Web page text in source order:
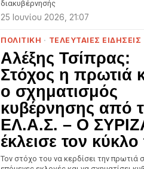
διακυβέρνησής
25 Ιουνίου 2026, 21:07
ΠΟΛΙΤΙΚΗ · ΤΕΛΕΥΤΑΙΕΣ ΕΙΔΗΣΕΙΣ
Αλέξης Τσίπρας:
Στόχος η πρωτιά
ο σχηματισμός
κυβέρνησης από
ΕΛ.Α.Σ. – Ο
έκλεισε τον κύκλο
Τον στόχο του να κερδίσει την πρωτιά